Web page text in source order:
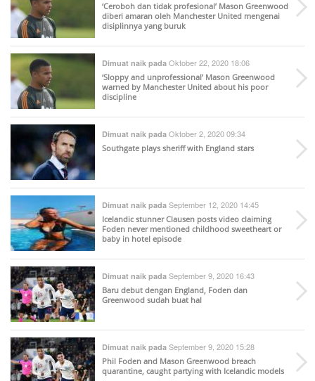
‘Ceroboh dan tidak profesional’ Mason Greenwood
diberi amaran oleh Manchester United mengenai
disiplinnya yang buruk
Dimuat naik pada Oktober 22, 2020 18:06
‘Sloppy and unprofessional’ Mason Greenwood
warned by Manchester United about his poor
discipline
Dimuat naik pada Oktober 2, 2020 09:34
Southgate plays sheriff with England stars
Dimuat naik pada September 12, 2020 14:45
Icelandic stunner Clausen posts video claiming
Foden never mentioned childhood sweetheart or
baby in hotel episode
Dimuat naik pada September 9, 2020 16:43
Baru debut dengan England, Foden dan
Greenwood sudah buat hal
Dimuat naik pada September 9, 2020 15:28
Phil Foden and Mason Greenwood breach
quarantine, caught partying with Icelandic models